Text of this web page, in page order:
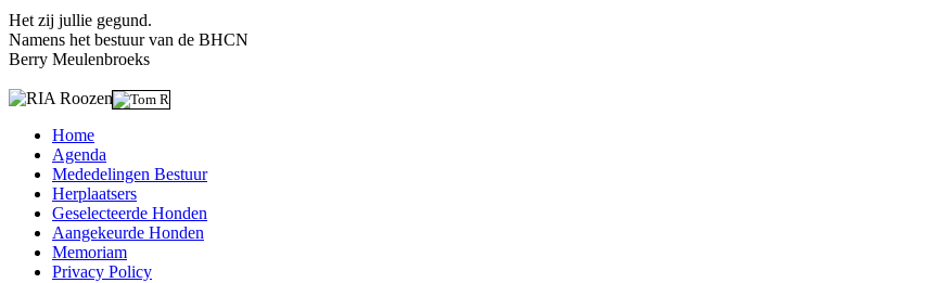
Het zij jullie gegund.
Namens het bestuur van de BHCN
Berry Meulenbroeks
Home
Agenda
Mededelingen Bestuur
Herplaatsers
Geselecteerde Honden
Aangekeurde Honden
Memoriam
Privacy Policy